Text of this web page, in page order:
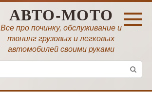
АВТО-МОТО
Все про починку, обслуживание и
тюнинг грузовых и легковых
автомобилей своими руками